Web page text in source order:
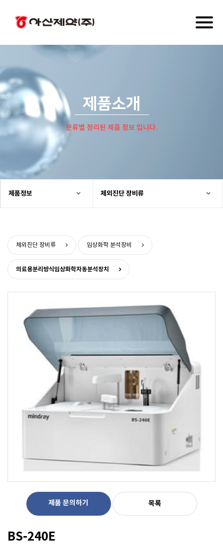
제품소개
분류별 정리된 제품 정보 입니다.
제품정보 체외진단 장비류
체외진단 장비류 임상화학 분석장비
의료용분리방식임상화학자동분석장치
제품 문의하기 목록
BS-240E